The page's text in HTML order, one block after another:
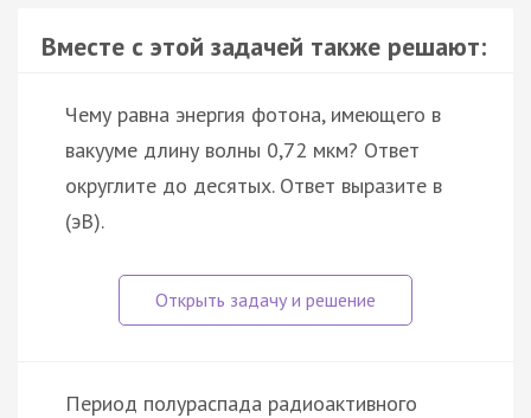
Вместе с этой задачей также решают:
Чему равна энергия фотона, имеющего в
вакууме длину волны 0,72 мкм? Ответ
округлите до десятых. Ответ выразите в
(эВ).
Период полураспада радиоактивного